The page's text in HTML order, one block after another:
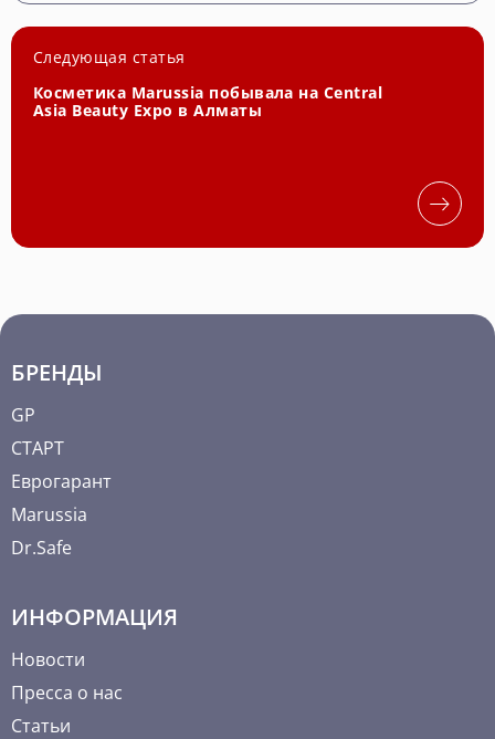
Следующая статья
Косметика Marussia побывала на Central
Asia Beauty Expo в Алматы
БРЕНДЫ
GP
СТАРТ
Еврогарант
Marussia
Dr.Safe
ИНФОРМАЦИЯ
Новости
Пресса о нас
Статьи